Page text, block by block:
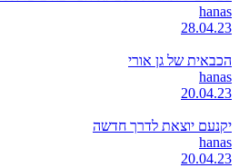
hanas
28.04.23
הכבאית של גן אורי
hanas
20.04.23
יקנעם יוצאת לדרך חדשה
hanas
20.04.23